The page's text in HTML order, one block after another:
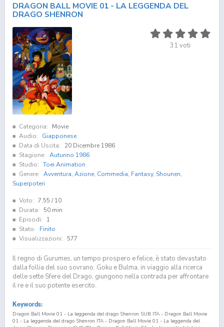
DRAGON BALL MOVIE 01 - LA LEGGENDA DEL
DRAGO SHENRON
31 voti
Categoria:
Movie
Audio:
Giapponese
Data di Uscita:
20 Dicembre 1986
Stagione: Autunno 1986
Studio: Toei Animation
Genere: Avventura, Azione, Commedia, Fantasy, Shounen,
Superpoteri
Voto: 7.55 / 10
Durata:
50 min
Episodi:
1
Stato:
Finito
Visualizzazioni:
577
Il regno di Gurumes, un tempo prospero e felice, è stato devastato
dalla follia del suo sovrano. Goku e Bulma, in viaggio alla ricerca
delle sette Sfere del Drago, giungono nella contrada per affrontare
il re e il suo potente esercito.
Keywords:
Dragon Ball Movie 01 - La leggenda del drago Shenron SUB ITA - Dragon Ball Movie
01 - La leggenda del drago Shenron ITA - Dragon Ball Movie 01 - La leggenda del